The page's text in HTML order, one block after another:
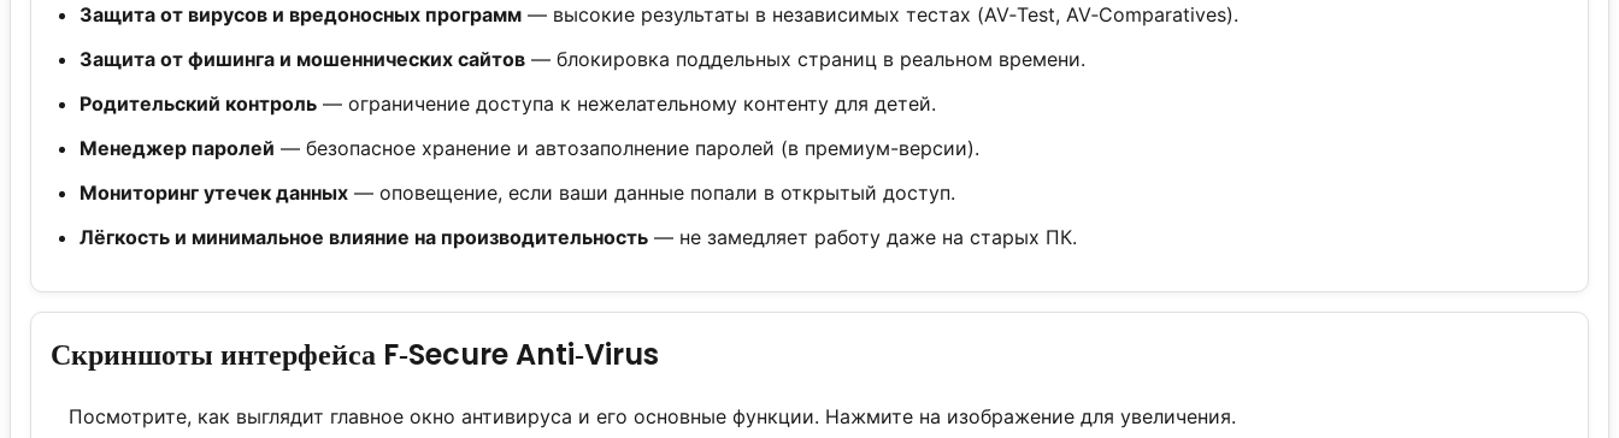
Защита от вирусов и вредоносных программ — высокие результаты в независимых тестах (AV‑Test, AV‑Comparatives).
Защита от фишинга и мошеннических сайтов — блокировка поддельных страниц в реальном времени.
Родительский контроль — ограничение доступа к нежелательному контенту для детей.
Менеджер паролей — безопасное хранение и автозаполнение паролей (в премиум-версии).
Мониторинг утечек данных — оповещение, если ваши данные попали в открытый доступ.
Лёгкость и минимальное влияние на производительность — не замедляет работу даже на старых ПК.
Скриншоты интерфейса F‑Secure Anti‑Virus
Посмотрите, как выглядит главное окно антивируса и его основные функции. Нажмите на изображение для увеличения.